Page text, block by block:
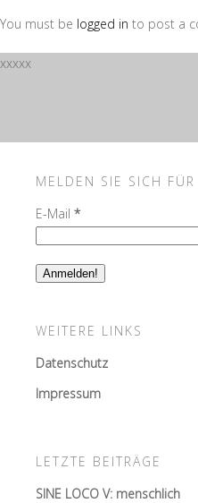
You must be logged in to post a
xxxxx
MELDEN SIE SICH
E-Mail *
WEITERE LINKS
Datenschutz
Impressum
LETZTE BEITRÄGE
SINE LOCO V: menschlich